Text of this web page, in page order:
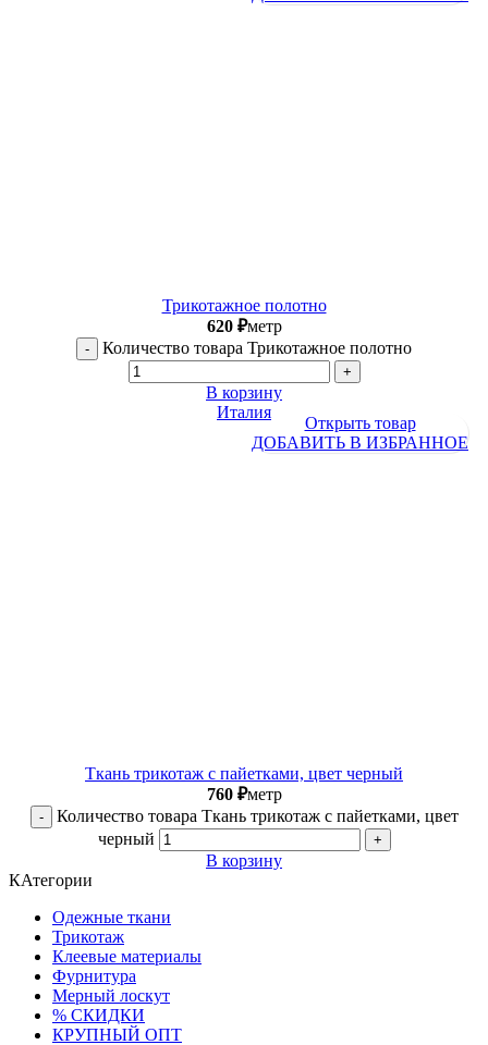
Трикотажное полотно
620 ₽метр
Количество товара Трикотажное полотно
В корзину
Италия
Открыть товар
ДОБАВИТЬ В ИЗБРАННОЕ
Ткань трикотаж с пайетками, цвет черный
760 ₽метр
Количество товара Ткань трикотаж с пайетками, цвет
черный
В корзину
КАтегории
Одежные ткани
Трикотаж
Клеевые материалы
Фурнитура
Мерный лоскут
% СКИДКИ
КРУПНЫЙ ОПТ